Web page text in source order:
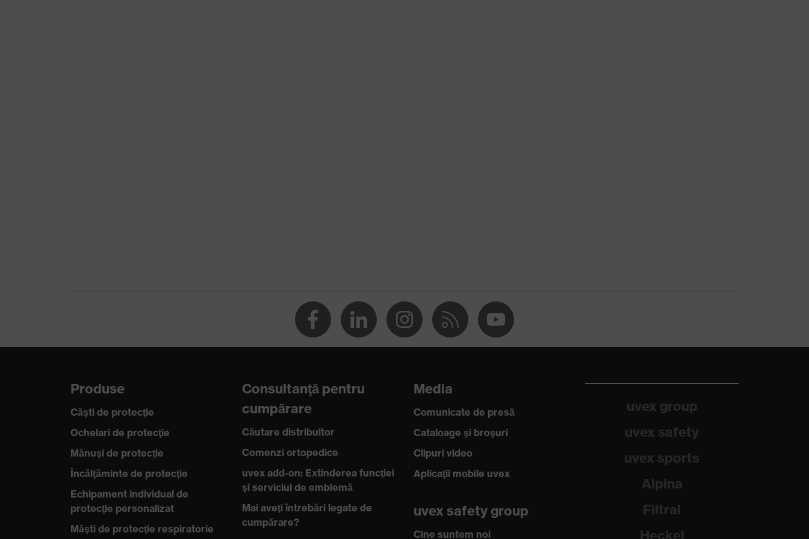
EN 388:2016 + A1:2018, EN ISO 21420:2020
Produse
Căşti de protecţie
Ochelari de protecţie
Mănuşi de protecţie
Încălţăminte de protecţie
Echipament individual de
protecţie personalizat
Măşti de protecţie respiratorie
Consultanţă pentru
cumpărare
Căutare distribuitor
Comenzi ortopedice
uvex add-on: Extinderea funcţiei
şi serviciul de emblemă
Mai aveţi întrebări legate de
cumpărare?
Media
Comunicate de presă
Cataloage şi broşuri
Clipuri video
Aplicaţii mobile uvex
uvex safety group
Cine suntem noi
uvex group
uvex safety
uvex sports
Alpina
Filtral
Heckel